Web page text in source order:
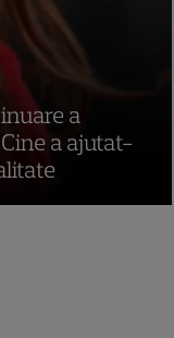
a
a ajutat-